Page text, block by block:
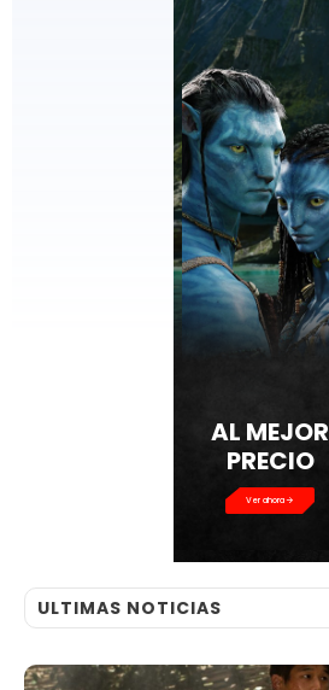
AL MEJOR
PRECIO
Ver ahora
ULTIMAS NOTICIAS